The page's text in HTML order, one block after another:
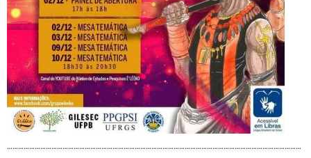
……………………………………………………………………………………………………………………………………………